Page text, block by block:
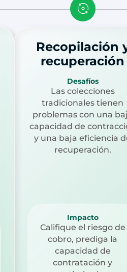
Recopilación
recuperación
Desafíos
Las colecciones
tradicionales tienen
problemas con una
capacidad de
y una baja eficiencia
recuperación.
Impacto
Califique el riesgo de
cobro, prediga la
capacidad de
contratación y